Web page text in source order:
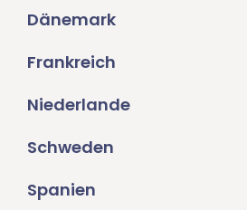
Dänemark
Frankreich
Niederlande
Schweden
Spanien